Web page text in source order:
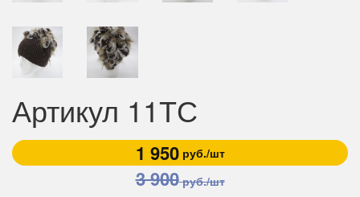
Артикул 11ТС
1 950руб./шт
3 900руб./шт